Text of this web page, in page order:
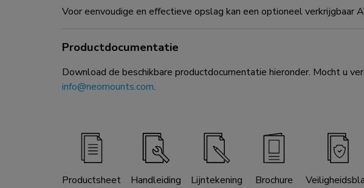
Voor eenvoudige en effectieve opslag kan een optioneel
Productdocumentatie
Download de beschikbare productdocumentatie hieronder. Mocht u
info@neomounts.com.
Productsheet Handleiding Lijntekening Brochure